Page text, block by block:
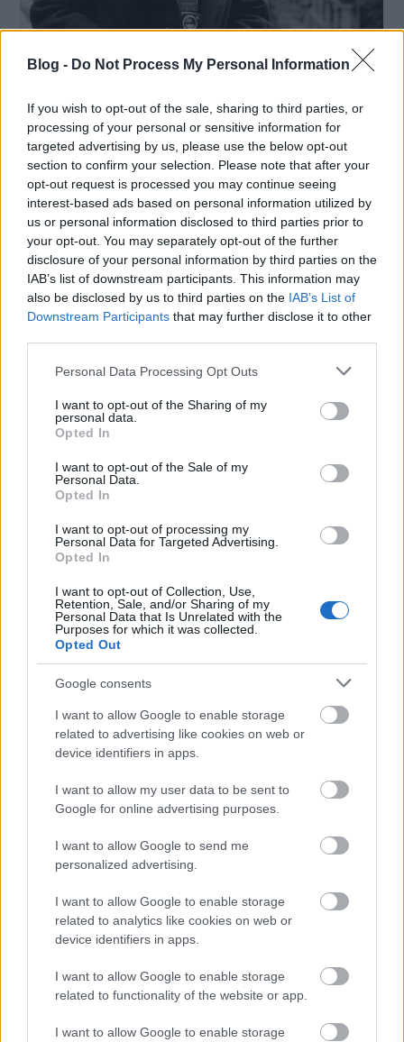
Blog - Do Not Process My Personal Information
If you wish to opt-out of the sale, sharing to third parties, or
processing of your personal or sensitive information for
targeted advertising by us, please use the below opt-out
section to confirm your selection. Please note that after your
opt-out request is processed you may continue seeing
interest-based ads based on personal information utilized by
us or personal information disclosed to third parties prior to
your opt-out. You may separately opt-out of the further
disclosure of your personal information by third parties on the
IAB’s list of downstream participants. This information may
also be disclosed by us to third parties on the IAB’s List of
Downstream Participants that may further disclose it to other
Please note that this website/app uses one or more Google
not limited to your visit or usage behaviour. You may click to
grant or deny consent to Google and its third-party tags to
use your data for below specified purposes in below Google
consent section.
Personal Data Processing Opt Outs
I want to opt-out of the Sharing of my
personal data.
Opted In
I want to opt-out of the Sale of my
Personal Data.
Opted In
I want to opt-out of processing my
Personal Data for Targeted Advertising.
Opted In
I want to opt-out of Collection, Use,
Retention, Sale, and/or Sharing of my
Personal Data that Is Unrelated with the
Purposes for which it was collected.
Opted Out
Google consents
I want to allow Google to enable storage
related to advertising like cookies on web or
device identifiers in apps.
I want to allow my user data to be sent to
Google for online advertising purposes.
I want to allow Google to send me
personalized advertising.
I want to allow Google to enable storage
related to analytics like cookies on web or
device identifiers in apps.
I want to allow Google to enable storage
related to functionality of the website or app.
I want to allow Google to enable storage
A holland ellenállás titokban
készült képei az 1940-es
évekből
1944 őszén már közeledett a második
világháború vége, Amszterdamban azonban
még hátra volt a legneheze. Az ország egyes
déli területeit szeptemberben
felszabadították ugyan, a
Aktuális kiállításaink